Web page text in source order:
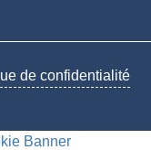
de confidentialité
Banner